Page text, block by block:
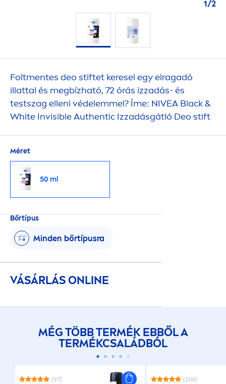
1/2
Foltmentes deo stiftet keresel egy elragadó
illattal és megbízható, 72 órás izzadás- és
testszag elleni védelemmel? Íme: NIVEA Black&
White Invisible Authentic Izzadásgátló Deo stift
Méret
50 ml
Bőrtípus
Minden bőrtípusra
VÁSÁRLÁS ONLINE
MÉG TÖBB TERMÉK EBBŐL A
TERMÉKCSALÁDBÓL
(97)
(208)